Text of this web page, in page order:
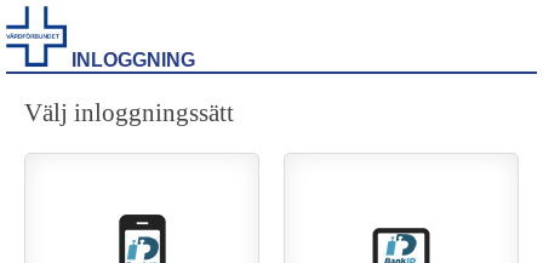
INLOGGNING
Välj inloggningssätt